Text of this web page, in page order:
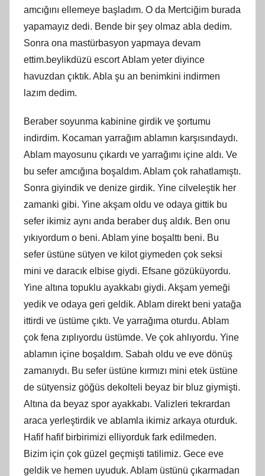
amcığını ellemeye başladım. O da Mertciğim burada
yapamayız dedi. Bende bir şey olmaz abla dedim.
Sonra ona mastürbasyon yapmaya devam
ettim.beylikdüzü escort Ablam yeter diyince
havuzdan çıktık. Abla şu an benimkini indirmen
lazım dedim.
Beraber soyunma kabinine girdik ve şortumu
indirdim. Kocaman yarrağım ablamın karşısındaydı.
Ablam mayosunu çıkardı ve yarrağımı içine aldı. Ve
bu sefer amcığına boşaldım. Ablam çok rahatlamıştı.
Sonra giyindik ve denize girdik. Yine cilveleştik her
zamanki gibi. Yine akşam oldu ve odaya gittik bu
sefer ikimiz aynı anda beraber duş aldık. Ben onu
yıkıyordum o beni. Ablam yine boşalttı beni. Bu
sefer üstüne sütyen ve kilot giymeden çok seksi
mini ve daracık elbise giydi. Efsane gözüküyordu.
Yine altına topuklu ayakkabı giydi. Akşam yemeği
yedik ve odaya geri geldik. Ablam direkt beni yatağa
ittirdi ve üstüme çıktı. Ve yarrağıma oturdu. Ablam
çok fena zıplıyordu üstümde. Ve çok ahlıyordu. Yine
ablamın içine boşaldım. Sabah oldu ve eve dönüş
zamanıydı. Bu sefer üstüne kırmızı mini etek üstüne
de sütyensiz göğüs dekolteli beyaz bir bluz giymişti.
Altına da beyaz spor ayakkabı. Valizleri tekrardan
araca yerleştirdik ve ablamla ikimiz arkaya oturduk.
Hafif hafif birbirimizi elliyorduk fark edilmeden.
Bizim için çok güzel geçmişti tatilimiz. Gece eve
geldik ve hemen uyuduk. Ablam üstünü çıkarmadan